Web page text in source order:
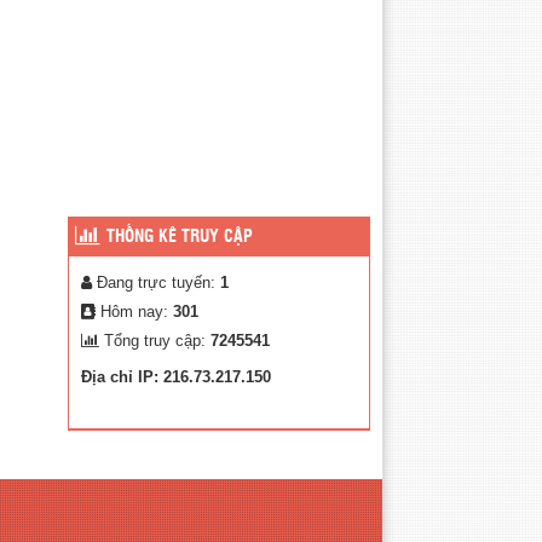
THỐNG KÊ TRUY CẬP
Đang trực tuyến: 1
Hôm nay: 301
Tổng truy cập: 7245541
Địa chỉ IP: 216.73.217.150